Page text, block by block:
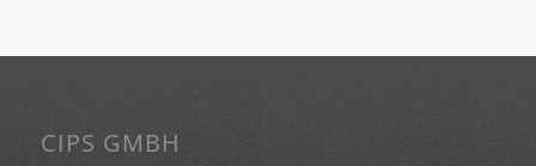
CIPS GMBH